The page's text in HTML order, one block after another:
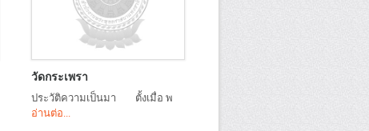
วัดกระเพรา
ประวัติความเป็นมา ตั้งเมื่อ พ
อ่านต่อ...